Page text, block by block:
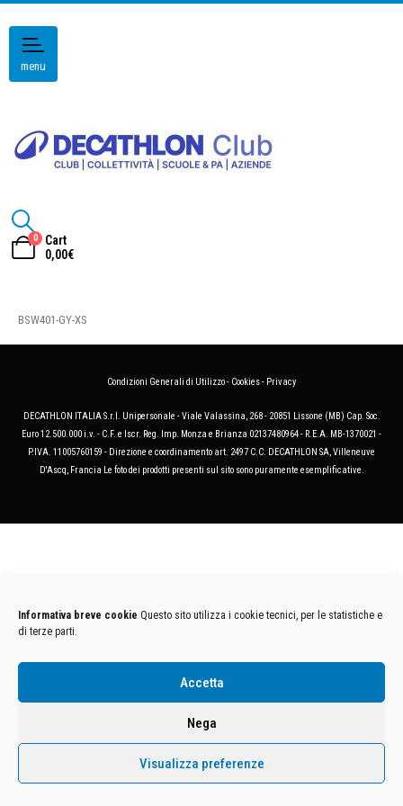
Informativa breve cookie Questo sito utilizza i cookie tecnici, per le statistiche e
di terze parti.
Accetta
Nega
Visualizza preferenze
menu
0
Cart
0,00€
BSW401-GY-XS
Condizioni Generali di Utilizzo- Cookies- Privacy
DECATHLON ITALIA S.r.l. Unipersonale - Viale Valassina, 268 - 20851 Lissone (MB) Cap. Soc.
Euro 12.500.000 i.v. - C.F. e Iscr. Reg. Imp. Monza e Brianza 02137480964 - R.E.A. MB-1370021 -
P.IVA. 11005760159 - Direzione e coordinamento art. 2497 C.C. DECATHLON SA, Villeneuve
D'Ascq, Francia Le foto dei prodotti presenti sul sito sono puramente esemplificative.